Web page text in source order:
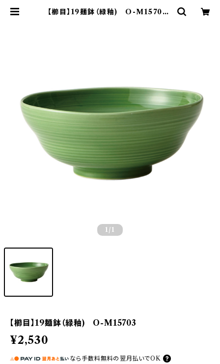
【櫛目】19麺鉢（緑釉) O-M15703 |
1 /1
【櫛目】19麺鉢（緑釉) O-M15703
¥2,530
なら 手数料無料の 翌月払いでOK